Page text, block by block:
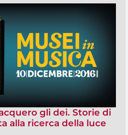
gli dei. Storie di
alla ricerca della luce